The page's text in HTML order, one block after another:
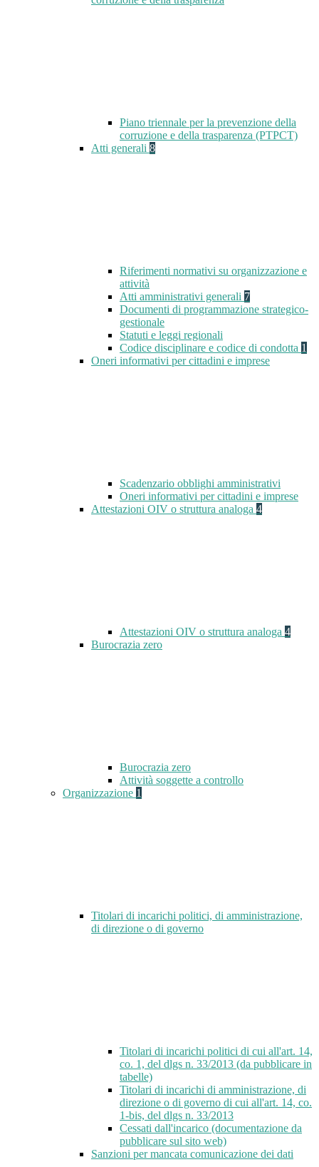
Piano triennale per la prevenzione della
corruzione e della trasparenza (PTPCT)
Atti generali 8
Riferimenti normativi su organizzazione e
attività
Atti amministrativi generali 7
Documenti di programmazione strategico-
gestionale
Statuti e leggi regionali
Codice disciplinare e codice di condotta 1
Oneri informativi per cittadini e imprese
Scadenzario obblighi amministrativi
Oneri informativi per cittadini e imprese
Attestazioni OIV o struttura analoga 4
Attestazioni OIV o struttura analoga 4
Burocrazia zero
Burocrazia zero
Attività soggette a controllo
Organizzazione 1
Titolari di incarichi politici, di amministrazione,
di direzione o di governo
Titolari di incarichi politici di cui all'art. 14,
co. 1, del dlgs n. 33/2013 (da pubblicare in
tabelle)
Titolari di incarichi di amministrazione, di
direzione o di governo di cui all'art. 14, co.
1-bis, del dlgs n. 33/2013
Cessati dall'incarico (documentazione da
pubblicare sul sito web)
Sanzioni per mancata comunicazione dei dati